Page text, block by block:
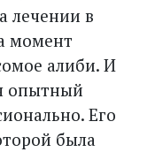
лечении в
момент
алиби. И
опытный
Его
была